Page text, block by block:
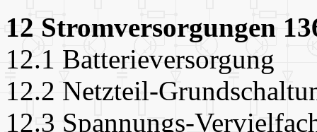
12 Stromversorgungen
12.1 Batterieversorgung
12.2 Netzteil-
12.3 Spannungs-